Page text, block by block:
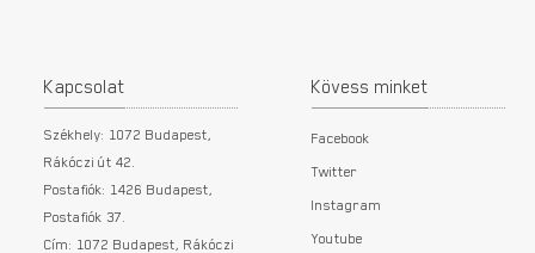
Kapcsolat
Székhely: 1072 Budapest,
Rákóczi út 42.
Postafiók: 1426 Budapest,
Postafiók 37.
Cím: 1072 Budapest, Rákóczi
Kövess minket
Facebook
Twitter
Instagram
Youtube